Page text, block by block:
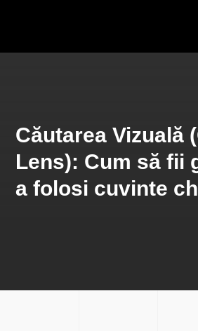
Căutarea Vizuală
Lens): Cum să fii
a folosi cuvinte